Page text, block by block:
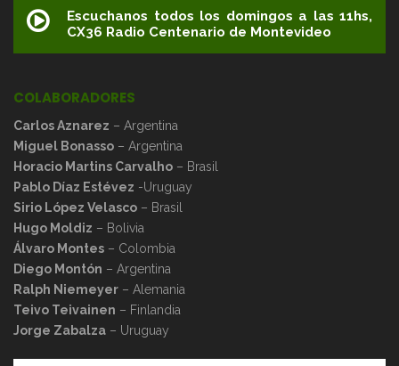
Escuchanos todos los domingos a las 11hs,
CX36 Radio Centenario de Montevideo
COLABORADORES
Carlos Aznarez – Argentina
Miguel Bonasso – Argentina
Horacio Martins Carvalho – Brasil
Pablo Díaz Estévez -Uruguay
Sirio López Velasco – Brasil
Hugo Moldiz – Bolivia
Álvaro Montes – Colombia
Diego Montón – Argentina
Ralph Niemeyer – Alemania
Teivo Teivainen – Finlandia
Jorge Zabalza – Uruguay